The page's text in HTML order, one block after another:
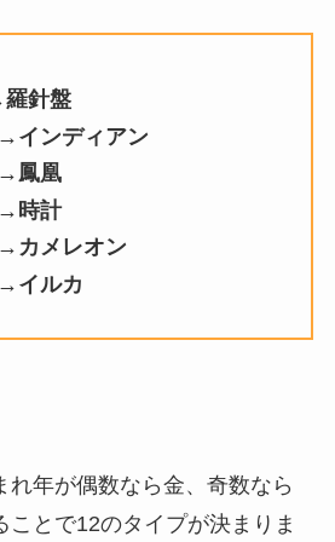
針盤
インディアン
鳳凰
時計
カメレオン
イルカ
れ年が偶数なら金、奇数なら
ことで12のタイプが決まりま